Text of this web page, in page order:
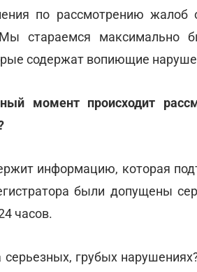
по рассмотрению жалоб
стараемся максимально
содержат вопиющие
момент происходит
информацию, которая
были допущены
часов.
грубых